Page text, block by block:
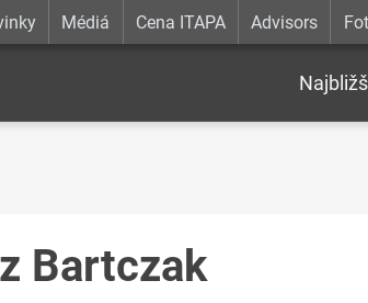
Médiá Cena ITAPA Advisors
Bartczak